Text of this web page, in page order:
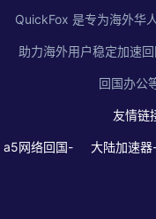
QuickFox 是专为海外华
助力海外用户稳定加速
回国办公
友情链
a5网络回国- 大陆加速器